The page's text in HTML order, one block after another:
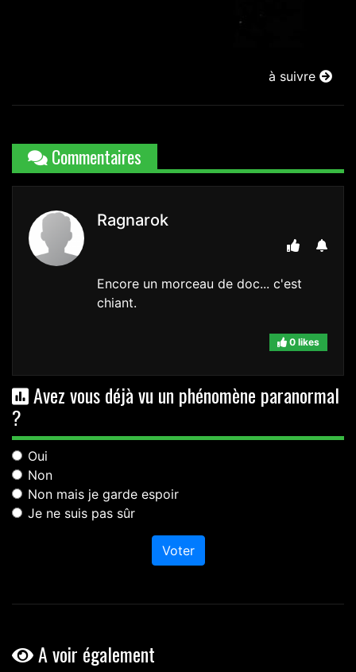
à suivre
Commentaires
Ragnarok
Encore un morceau de doc... c'est
chiant.
0 likes
Avez vous déjà vu un phénomène paranormal
?
Oui
Non
Non mais je garde espoir
Je ne suis pas sûr
Voter
A voir également